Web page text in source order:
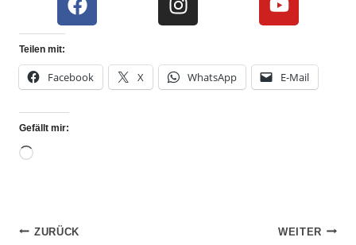
Teilen mit:
Facebook X WhatsApp E-Mail
Gefällt mir:
ZURÜCK WEITER